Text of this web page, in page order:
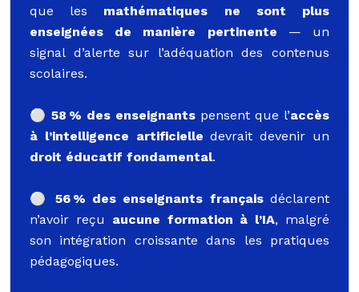
que les mathématiques ne sont plus
enseignées de manière pertinente — un
signal d’alerte sur l’adéquation des contenus
scolaires.
⚪️ 58 % des enseignants pensent que l’accès
à l’intelligence artificielle devrait devenir un
droit éducatif fondamental.
⚪️ 56 % des enseignants françaisdéclarent
n’avoir reçu aucune formation à l’IA, malgré
son intégration croissante dans les pratiques
pédagogiques.